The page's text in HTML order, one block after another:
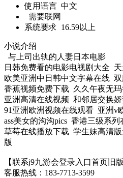
使用语言 中文
需要联网
系统要求 16.59以上
小说介绍
与上司出轨的人妻日本电影
日韩免费看的电影电视剧大全 天
欧美亚洲中日韩中文字幕在线
香蕉视频免费下载 久久午夜无
亚洲高清在线视频 和邻居交换娇
91亚洲欧洲视频在线观看 亚洲v
ass美女的沟沟pics 香港三级系列
草莓在线播放下载 学生妹高清
版
【联系j9九游会登录入口首页旧版
客服热线：183-7713-3599